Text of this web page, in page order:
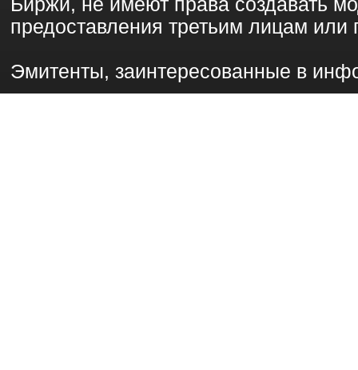
предоставления третьим лицам или
Эмитенты, заинтересованные в